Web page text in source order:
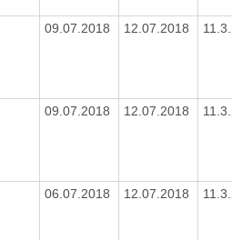
09.07.2018 12.07.2018
09.07.2018 12.07.2018
06.07.2018 12.07.2018